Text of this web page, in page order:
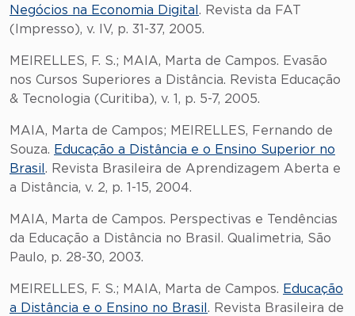
Negócios na Economia Digital . Revista da FAT
(Impresso), v. IV, p. 31-37, 2005.
MEIRELLES, F. S.; MAIA, Marta de Campos. Evasão
nos Cursos Superiores a Distância. Revista Educação
& Tecnologia (Curitiba), v. 1, p. 5-7, 2005.
MAIA, Marta de Campos; MEIRELLES, Fernando de
Souza. Educação a Distância e o Ensino Superior no
Brasil . Revista Brasileira de Aprendizagem Aberta e
a Distância, v. 2, p. 1-15, 2004.
MAIA, Marta de Campos. Perspectivas e Tendências
da Educação a Distância no Brasil. Qualimetria, São
Paulo, p. 28-30, 2003.
MEIRELLES, F. S.; MAIA, Marta de Campos. Educação
a Distância e o Ensino no Brasil . Revista Brasileira de